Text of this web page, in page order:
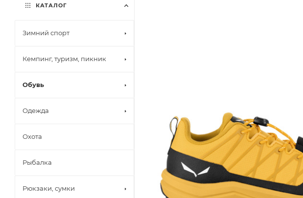
КАТАЛОГ
Зимний спорт
Кемпинг, туризм, пикник
Обувь
Одежда
Охота
Рыбалка
Рюкзаки, сумки